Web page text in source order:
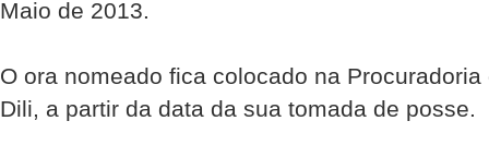
Maio de 2013. 
O ora nomeado fica colocado na
Dili, a partir da data da sua tomada de posse. 